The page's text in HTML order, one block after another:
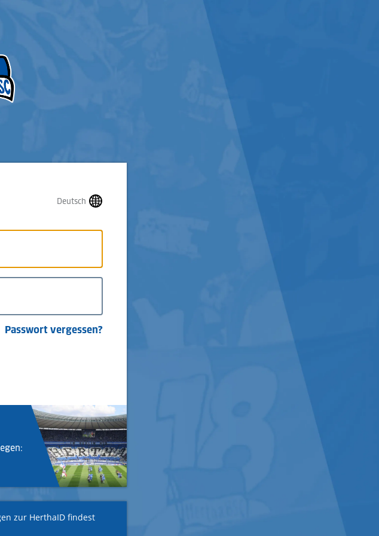
Deutsch
Passwort vergessen?
zur HerthaID findest